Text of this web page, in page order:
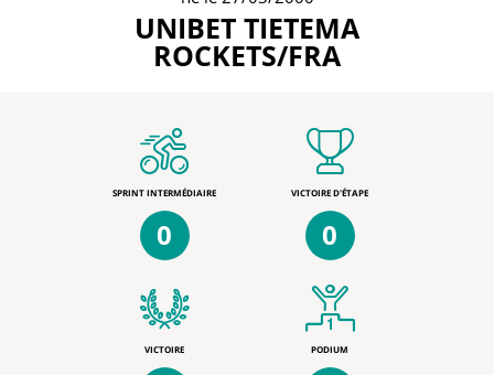
UNIBET TIETEMA
ROCKETS/FRA
SPRINT INTERMÉDIAIRE
0
VICTOIRE D'ÉTAPE
0
VICTOIRE PODIUM